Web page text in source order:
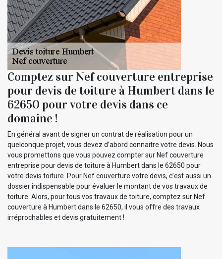
Comptez sur Nef couverture entreprise
pour devis de toiture à Humbert dans le
62650 pour votre devis dans ce
domaine !
En général avant de signer un contrat de réalisation pour un
quelconque projet, vous devez d’abord connaitre votre devis. Nous
vous promettons que vous pouvez compter sur Nef couverture
entreprise pour devis de toiture à Humbert dans le 62650 pour
votre devis toiture. Pour Nef couverture votre devis, c’est aussi un
dossier indispensable pour évaluer le montant de vos travaux de
toiture. Alors, pour tous vos travaux de toiture, comptez sur Nef
couverture à Humbert dans le 62650, il vous offre des travaux
irréprochables et devis gratuitement !